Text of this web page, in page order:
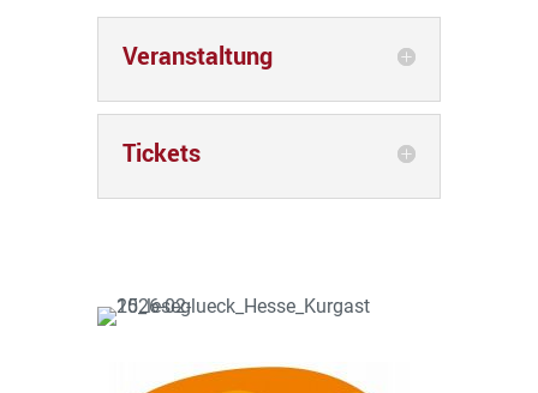
Veranstaltung
Tickets